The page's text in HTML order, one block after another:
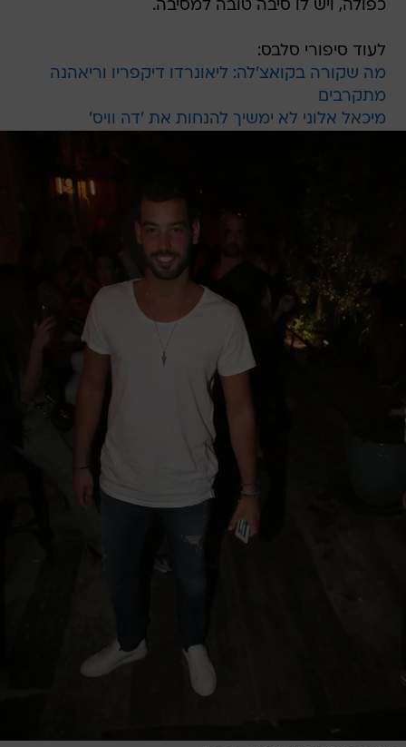
כפולה, ויש לו סיבה טובה למסיבה.
לעוד סיפורי סלבס:
מה שקורה בקואצ'לה: ליאונרדו דיקפריו וריאהנה
מתקרבים
מיכאל אלוני לא ימשיך להנחות את 'דה וויס'